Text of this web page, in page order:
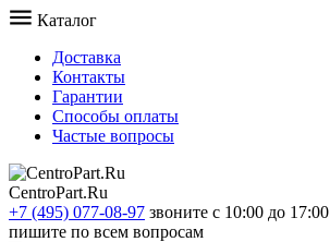
Каталог
Доставка
Контакты
Гарантии
Способы оплаты
Частые вопросы
CentroPart.Ru
+7 (495) 077-08-97 звоните с 10:00 до 17:00
пишите по всем вопросам